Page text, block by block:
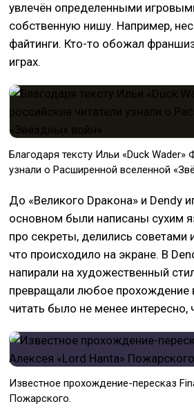
увлечён определенными
собственную нишу. Например,
файтинги. Кто-то обожал
играх.
Благодаря тексту Ильи «Duck
узнали о Расширенной вселенной
До «Великого Dракона» и Dendy
основном были написаны сухим
про секреты, делились советами
что происходило на экране. В
напирали на художественный
превращали любое прохождение
читать было не менее интересно,
Известное прохождение-пересказ
Пожарского.